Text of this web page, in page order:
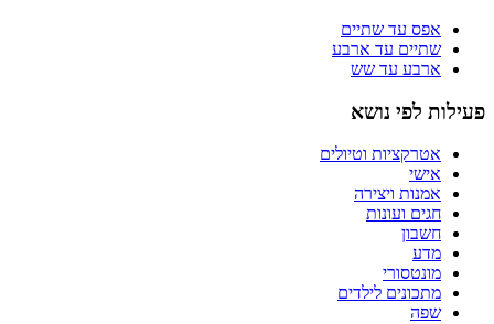
אפס עד שתיים
שתיים עד ארבע
ארבע עד שש
פעילות לפי נושא
אטרקציות וטיולים
אישי
אמנות ויצירה
חגים ועונות
חשבון
מדע
מונטסורי
מתכונים לילדים
שפה